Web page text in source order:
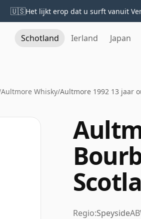
🇺🇸Het lijkt erop dat u surft vanuit
Schotland Ierland Japan
Aultmore Whisky/Aultmore 1992 13 jaar
Regio:Speyside